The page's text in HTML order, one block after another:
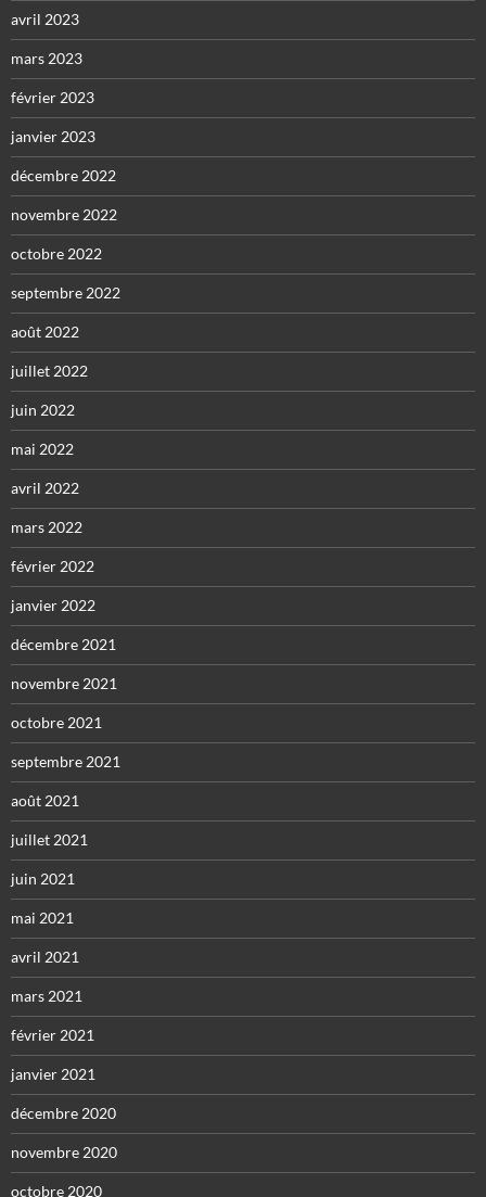
avril 2023
mars 2023
février 2023
janvier 2023
décembre 2022
novembre 2022
octobre 2022
septembre 2022
août 2022
juillet 2022
juin 2022
mai 2022
avril 2022
mars 2022
février 2022
janvier 2022
décembre 2021
novembre 2021
octobre 2021
septembre 2021
août 2021
juillet 2021
juin 2021
mai 2021
avril 2021
mars 2021
février 2021
janvier 2021
décembre 2020
novembre 2020
octobre 2020